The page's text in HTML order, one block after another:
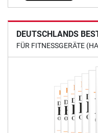
DEUTSCHLANDS
FÜR FITNESSGERÄTE